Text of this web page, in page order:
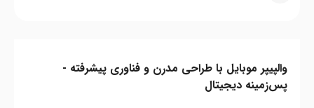
والپیپر موبایل با طراحی مدرن و فناوری پیشرفته -
پس‌زمینه دیجیتال